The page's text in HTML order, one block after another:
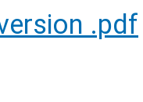
.pdf